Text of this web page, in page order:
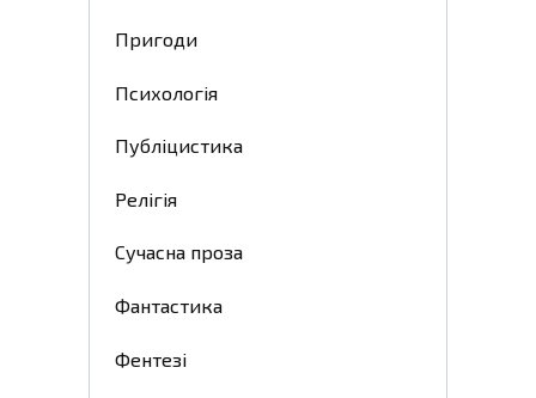
Пригоди
Психологія
Публіцистика
Релігія
Сучасна проза
Фантастика
Фентезі